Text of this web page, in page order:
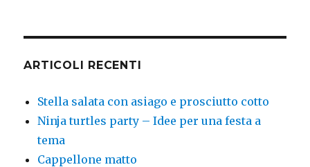
ARTICOLI RECENTI
Stella salata con asiago e prosciutto cotto
Ninja turtles party – Idee per una festa a
tema
Cappellone matto